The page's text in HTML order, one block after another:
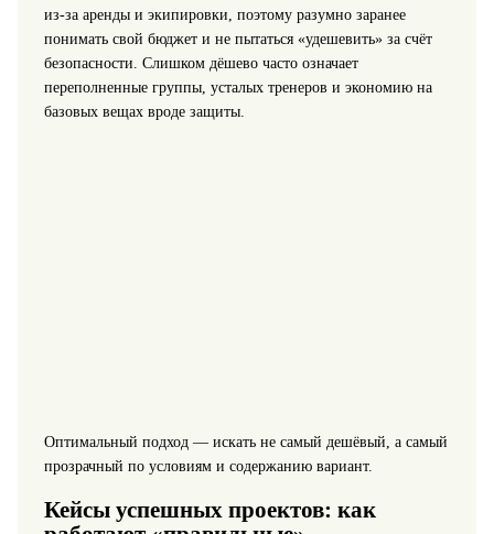
из‑за аренды и экипировки, поэтому разумно заранее
понимать свой бюджет и не пытаться «удешевить» за счёт
безопасности. Слишком дёшево часто означает
переполненные группы, усталых тренеров и экономию на
базовых вещах вроде защиты.
Оптимальный подход — искать не самый дешёвый, а самый
прозрачный по условиям и содержанию вариант.
Кейсы успешных проектов: как